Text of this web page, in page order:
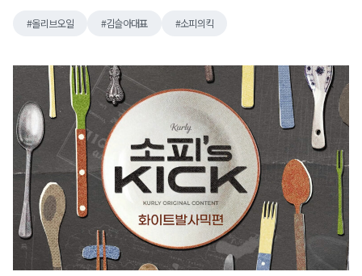
올리브오일 김슬아대표 소피의킥